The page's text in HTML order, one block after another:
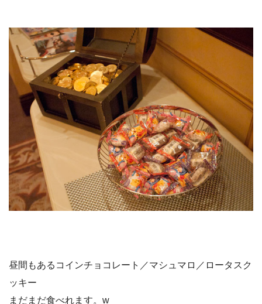
昼間もあるコインチョコレート／マシュマロ／ロータスク
ッキー
まだまだ食べれます。w